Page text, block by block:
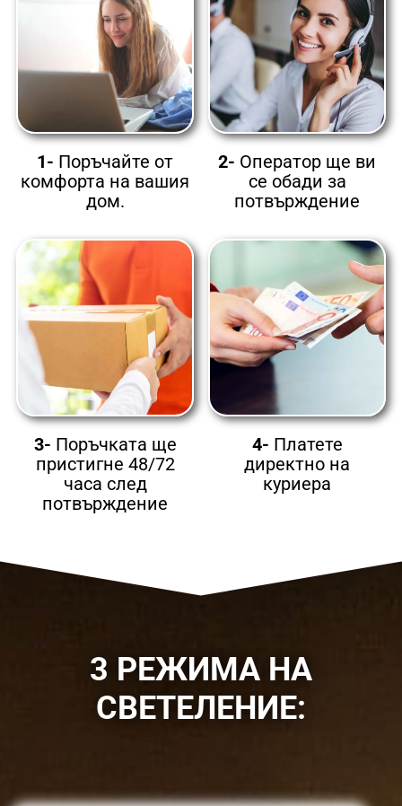
1- Поръчайте от
комфорта на вашия
дом.
2- Оператор ще ви
се обади за
потвърждение
3- Поръчката ще
пристигне 48/72
часа след
потвърждение
4- Платете
директно на
куриера
3 РЕЖИМА НА
СВЕТЕЛЕНИЕ: